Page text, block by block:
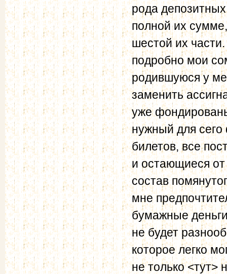
рода
полной их
шестой их
подробно мои
родившуюся у
заменить
уже
нужный для сего
билетов, все
и остающиеся
состав
мне
бумажные
не будет
которое легко
не только <тут>